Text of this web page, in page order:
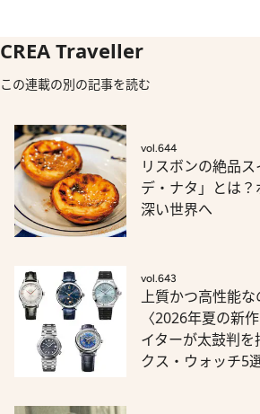
CREA Traveller
この連載の別の記事を読む
vol.644
リスボンの絶品
デ・ナタ」とは
深い世界へ
vol.643
上質かつ高性能
〈2026年夏の新
イターが太鼓判
クス・ウォッチ5